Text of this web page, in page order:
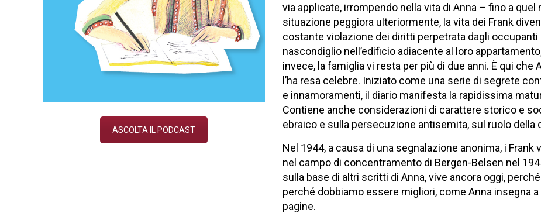
ASCOLTA IL PODCAST
via applicate, irrompendo nella vita di Anna – fino a
situazione peggiora ulteriormente, la vita dei Frank
costante violazione dei diritti perpetrata dagli occupanti
nascondiglio nell’edificio adiacente al loro
invece, la famiglia vi resta per più di due anni. È qui che
l’ha resa celebre. Iniziato come una serie di segrete
e innamoramenti, il diario manifesta la rapidissima
Contiene anche considerazioni di carattere storico e
ebraico e sulla persecuzione antisemita, sul ruolo della
Nel 1944, a causa di una segnalazione anonima, i
nel campo di concentramento di Bergen-Belsen nel
sulla base di altri scritti di Anna, vive ancora oggi,
perché dobbiamo essere migliori, come Anna insegna
pagine.